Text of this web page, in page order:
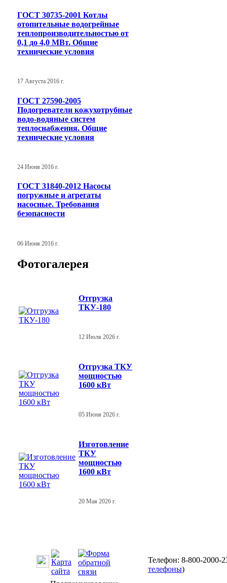
ГОСТ 30735-2001 Котлы
отопительные водогрейные
теплопроизводительностью от
0,1 до 4,0 МВт. Общие
технические условия
17 Августа 2016 г.
ГОСТ 27590-2005
Подогреватели кожухотрубные
водо-водяные систем
теплоснабжения. Общие
технические условия
24 Июня 2016 г.
ГОСТ 31840-2012 Насосы
погружные и агрегаты
насосные. Требования
безопасности
06 Июня 2016 г.
Фотогалерея
Отгрузка
ТКУ-180
12 Июля 2026 г.
Отгрузка ТКУ
мощностью
1600 кВт
05 Июня 2026 г.
Изготовление
ТКУ
мощностью
1600 кВт
20 Мая 2026 г.
Телефон: 8-800-2000-
телефоны)